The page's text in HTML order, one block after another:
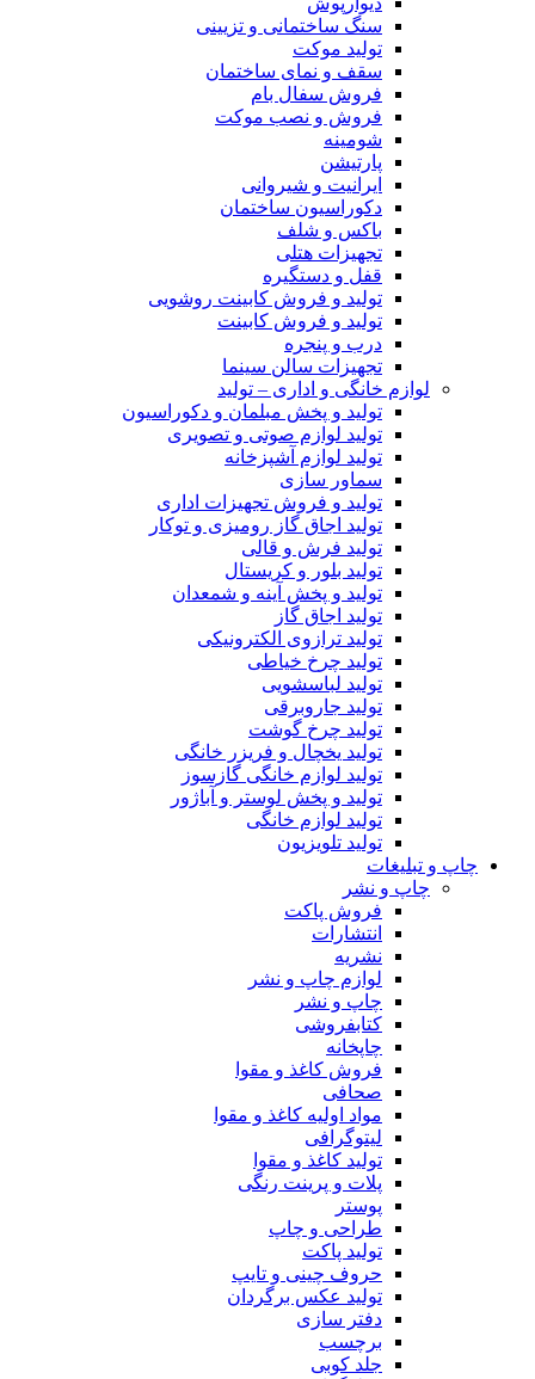
سنگ ساختمانی و تزیینی
تولید موکت
سقف و نمای ساختمان
فروش سفال بام
فروش و نصب موکت
شومینه
پارتیشن
ایرانیت و شیروانی
دکوراسیون ساختمان
باکس و شلف
تجهیزات هتلی
قفل و دستگیره
تولید و فروش کابینت روشویی
تولید و فروش کابینت
درب و پنجره
تجهیزات سالن سینما
لوازم خانگی و اداری – تولید
تولید و پخش مبلمان و دکوراسیون
تولید لوازم صوتی و تصویری
تولید لوازم آشپزخانه
سماور سازی
تولید و فروش تجهیزات اداری
تولید اجاق گاز رومیزی و توکار
تولید فرش و قالی
تولید بلور و کریستال
تولید و پخش آینه و شمعدان
تولید اجاق گاز
تولید ترازوی الکترونیکی
تولید چرخ خیاطی
تولید لباسشویی
تولید جاروبرقی
تولید چرخ گوشت
تولید یخچال و فریزر خانگی
تولید لوازم خانگی گازسوز
تولید و پخش لوستر و آباژور
تولید لوازم خانگی
تولید تلویزیون
چاپ و تبلیغات
چاپ و نشر
فروش پاکت
انتشارات
نشریه
لوازم چاپ و نشر
چاپ و نشر
کتابفروشی
چاپخانه
فروش کاغذ و مقوا
صحافی
مواد اولیه کاغذ و مقوا
لیتوگرافی
تولید کاغذ و مقوا
پلات و پرینت رنگی
پوستر
طراحی و چاپ
تولید پاکت
حروف چینی و تایپ
تولید عکس برگردان
دفتر سازی
برچسب
جلد کوبی